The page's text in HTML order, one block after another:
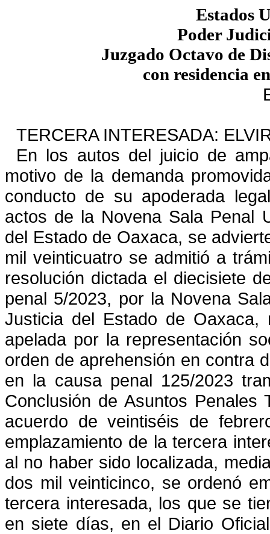
Estados
Poder
Juzgado Octavo de
con residencia
TERCERA INTERESADA:
En los autos del juicio de
motivo de la demanda
conducto de su apoderada
actos de la Novena Sala Penal
del Estado de Oaxaca, se
mil veinticuatro se admitió a
resolución dictada el diecisiete
penal 5/2023, por la Novena
Justicia del Estado de Oaxaca,
apelada por la representación
orden de aprehensión en contra
en la causa penal 125/2023
Conclusión de Asuntos
acuerdo de veintiséis de
emplazamiento de la tercera
al no haber sido localizada,
dos mil veinticinco, se ordenó
tercera interesada, los que se
en siete días, en el Diario